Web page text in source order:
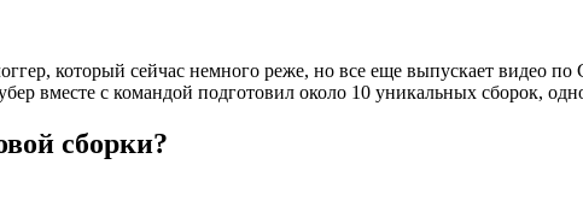
который сейчас немного реже, но все еще выпускает видео
вместе с командой подготовил около 10 уникальных сборок,
сборки?